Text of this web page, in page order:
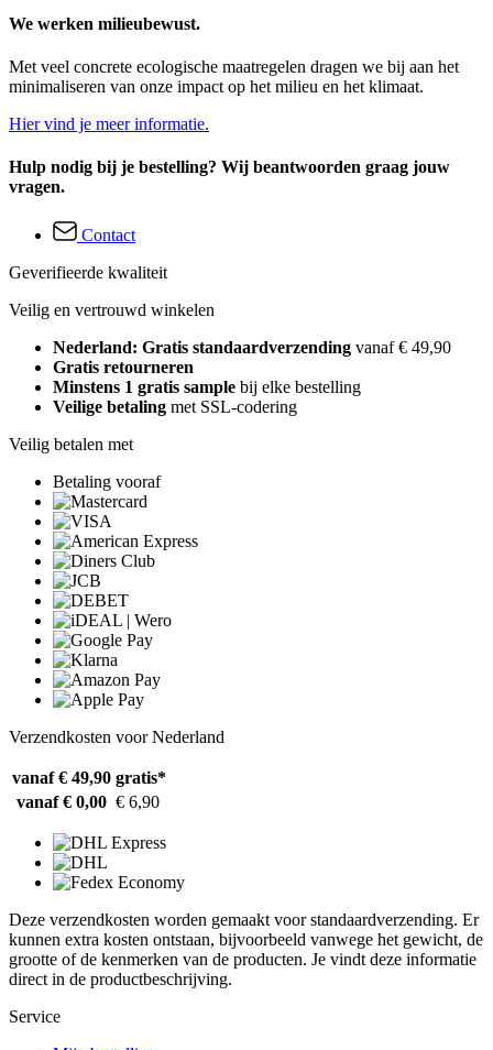
We werken milieubewust.
Met veel concrete ecologische maatregelen dragen we bij aan het
minimaliseren van onze impact op het milieu en het klimaat.
Hier vind je meer informatie.
Hulp nodig bij je bestelling? Wij beantwoorden graag jouw
vragen.
Contact
Geverifieerde kwaliteit
Veilig en vertrouwd winkelen
Nederland: Gratis standaardverzending vanaf € 49,90
Gratis retourneren
Minstens 1 gratis sample bij elke bestelling
Veilige betaling met SSL-codering
Veilig betalen met
Betaling vooraf
Verzendkosten voor Nederland
vanaf € 49,90 gratis*
vanaf € 0,00 € 6,90
Deze verzendkosten worden gemaakt voor standaardverzending. Er
kunnen extra kosten ontstaan, bijvoorbeeld vanwege het gewicht, de
grootte of de kenmerken van de producten. Je vindt deze informatie
direct in de productbeschrijving.
Service